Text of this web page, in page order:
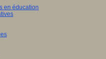
en éducation